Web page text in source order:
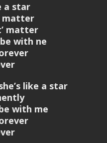
a star
matter
matter
with ne
like a star
with me